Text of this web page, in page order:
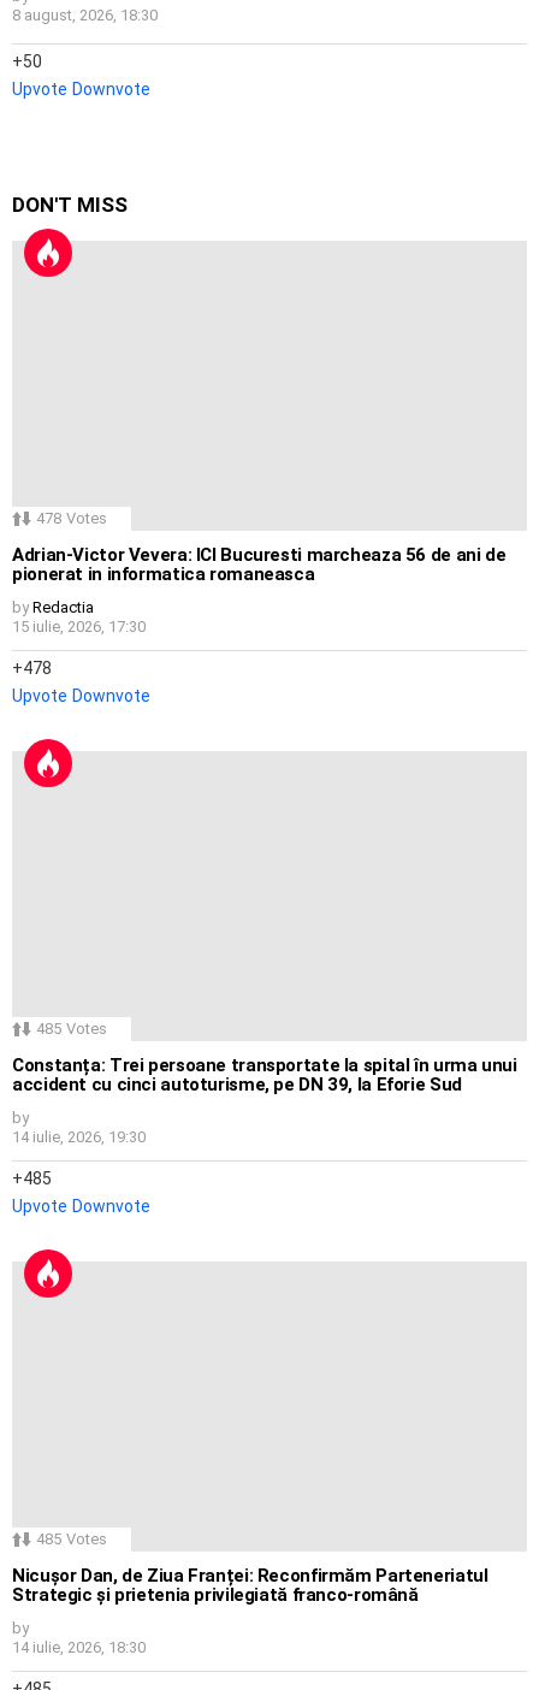
8 august, 2026, 18:30
50
Upvote Downvote
DON'T MISS
478 Votes
Adrian-Victor Vevera: ICI Bucuresti marcheaza 56 de ani de
pionerat in informatica romaneasca
by Redactia
15 iulie, 2026, 17:30
478
Upvote Downvote
485 Votes
Constanța: Trei persoane transportate la spital în urma unui
accident cu cinci autoturisme, pe DN 39, la Eforie Sud
by
14 iulie, 2026, 19:30
485
Upvote Downvote
485 Votes
Nicușor Dan, de Ziua Franței: Reconfirmăm Parteneriatul
Strategic și prietenia privilegiată franco-română
by
14 iulie, 2026, 18:30